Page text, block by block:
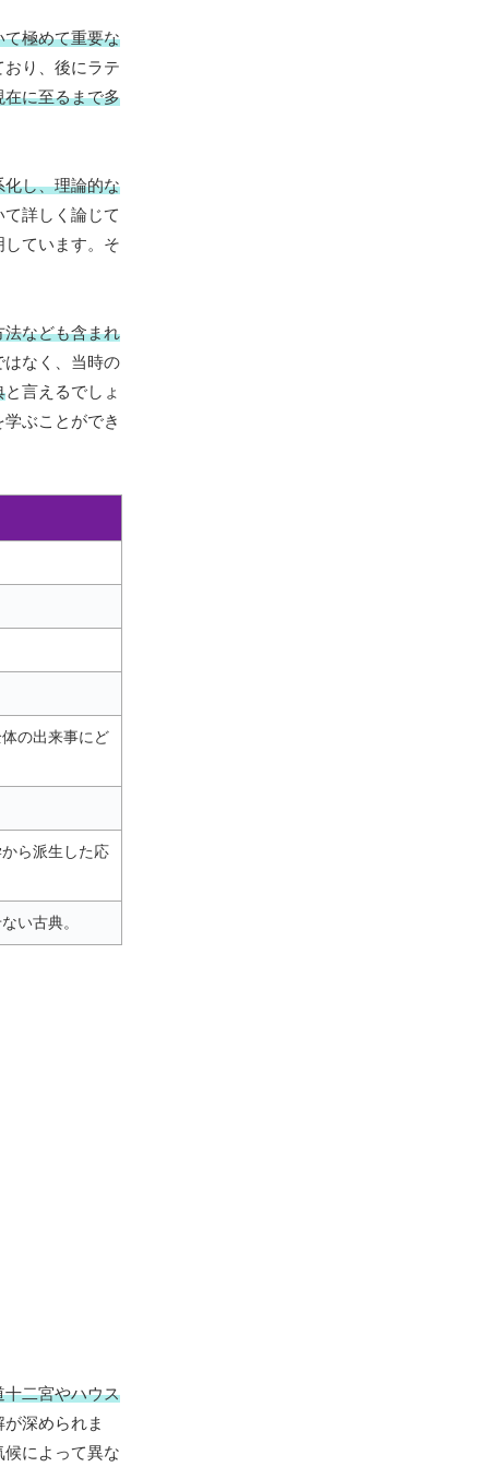
極めて重要な
り、後にラテ
に至るまで多
し、理論的な
詳しく論じて
ています。そ
なども含まれ
はなく、当時の
と言えるでしょ
ぶことができ
の出来事にど
ら派生した応
い古典。
二宮やハウス
深められま
によって異な